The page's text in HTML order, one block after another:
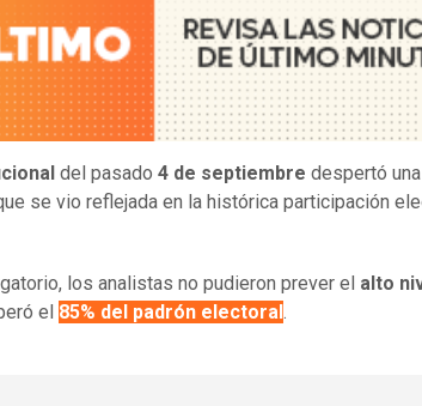
del pasado 4 de septiembre despertó
se vio reflejada en la histórica participación
los analistas no pudieron prever el alto
el 85% del padrón electoral .